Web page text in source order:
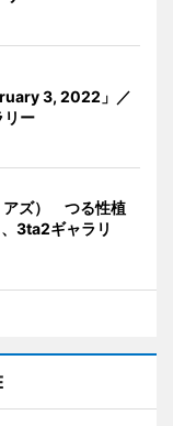
3, 2022」／
ー
アズ） つる性植
3ta2ギャラリ